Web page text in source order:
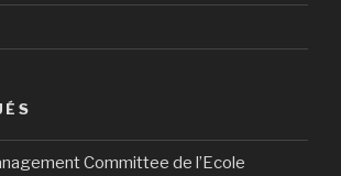
Committee de l’Ecole